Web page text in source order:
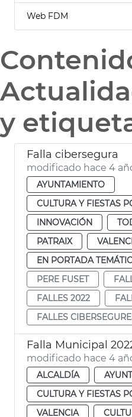
Web FDM
y
Falla cibersegura
modificado hace 4
AYUNTAMIENTO
CULTURA Y FIESTAS
INNOVACIÓN
PATRAIX
EN PORTADA
PERE FUSET
FALLES 2022
FALLES
modificado hace 4
ALCALDÍA
CULTURA Y FIESTAS
VALENCIA